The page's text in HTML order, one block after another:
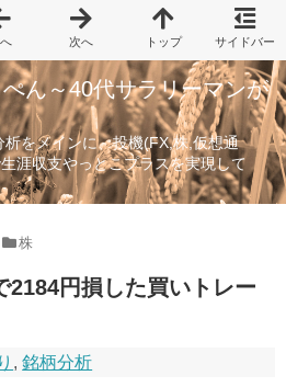
ん～40代サラリーマンが
をメインに、投機(FX,株,仮想通
涯収支やっとこプラスを実現して
株
2184円損した買いトレー
,銘柄分析